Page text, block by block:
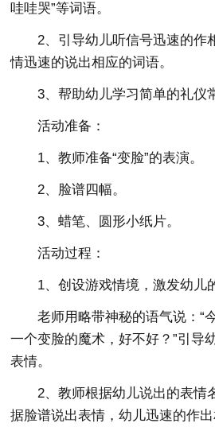
哇哇哭”等词语。
2、引导幼儿听信号迅速的作
情迅速的说出相应的词语。
3、帮助幼儿学习简单的礼仪
活动准备：
1、教师准备“变脸”的表演。
2、脸谱四幅。
3、蜡笔、圆形小纸片。
活动过程：
1、创设游戏情境，激发幼儿
老师用略带神秘的语气说：“
一个变脸的魔术，好不好？”引导
表情。
2、教师根据幼儿说出的表情
据脸谱说出表情，幼儿迅速的作出